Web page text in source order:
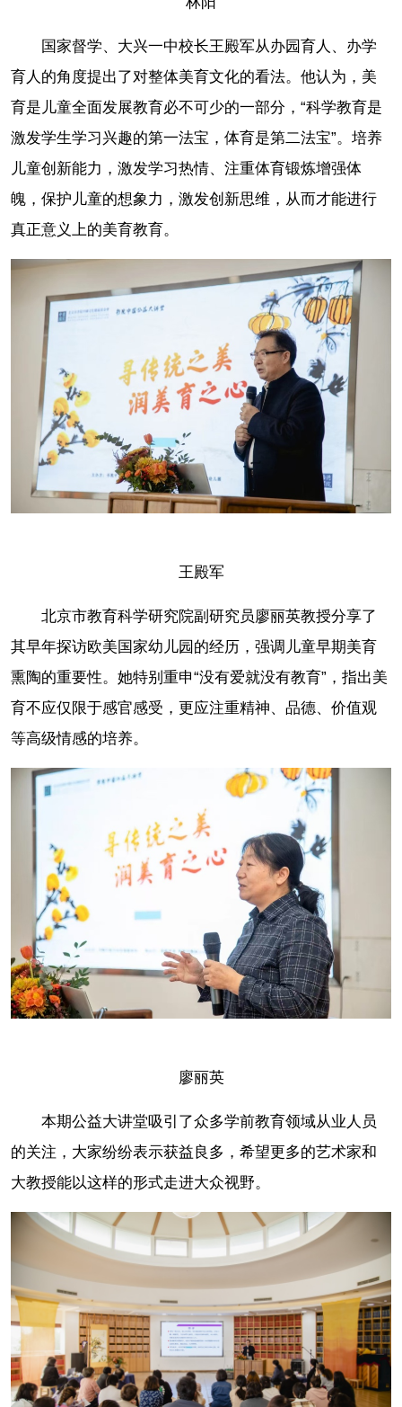
国家督学、大兴一中校长王殿军从办园育人、办学
育人的角度提出了对整体美育文化的看法。他认为，美
育是儿童全面发展教育必不可少的一部分，“科学教育是
激发学生学习兴趣的第一法宝，体育是第二法宝”。培养
儿童创新能力，激发学习热情、注重体育锻炼增强体
魄，保护儿童的想象力，激发创新思维，从而才能进行
真正意义上的美育教育。
王殿军
北京市教育科学研究院副研究员廖丽英教授分享了
其早年探访欧美国家幼儿园的经历，强调儿童早期美育
熏陶的重要性。她特别重申“没有爱就没有教育”，指出美
育不应仅限于感官感受，更应注重精神、品德、价值观
等高级情感的培养。
廖丽英
本期公益大讲堂吸引了众多学前教育领域从业人员
的关注，大家纷纷表示获益良多，希望更多的艺术家和
大教授能以这样的形式走进大众视野。